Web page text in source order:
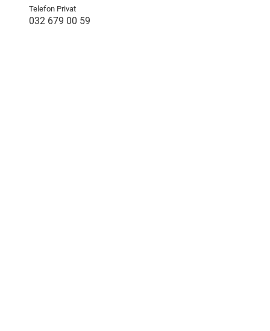
Telefon Privat
032 679 00 59